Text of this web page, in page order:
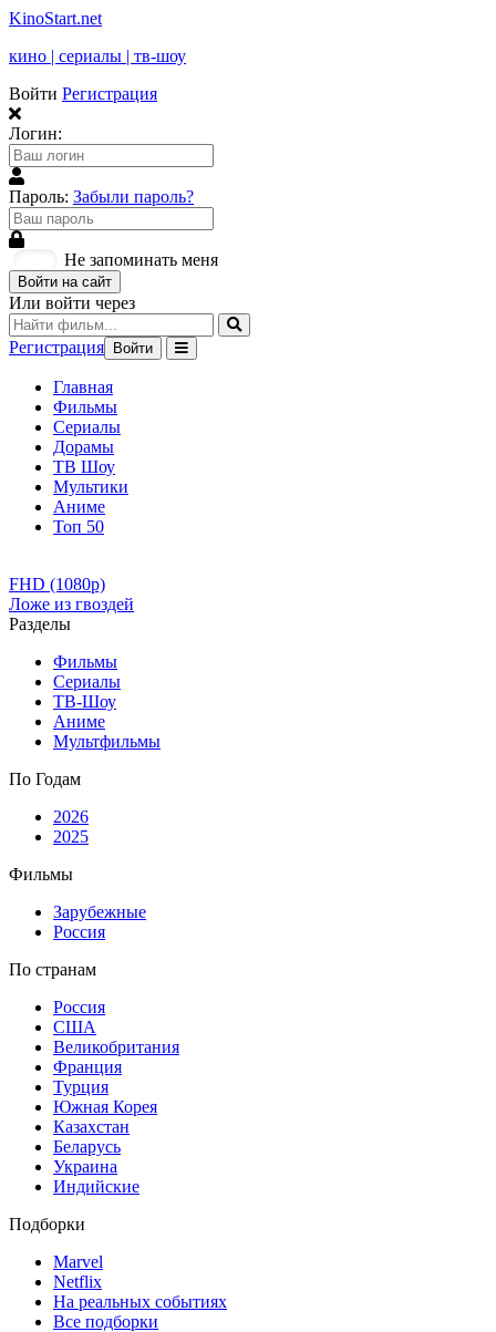
KinoStart.net
кино | сериалы | тв-шоу
Войти Регистрация
Логин:
Пароль: Забыли пароль?
Не запоминать меня
Войти на сайт
Или войти через
Регистрация Войти
Главная
Фильмы
Сериалы
Дорамы
ТВ Шоу
Мультики
Аниме
Топ 50
FHD (1080p)
Ложе из гвоздей
Разделы
Фильмы
Сериалы
ТВ-Шоу
Аниме
Мультфильмы
По Годам
2026
2025
Фильмы
Зарубежные
Россия
По странам
Россия
США
Великобритания
Франция
Турция
Южная Корея
Казахстан
Беларусь
Украина
Индийские
Подборки
Marvel
Netflix
На реальных событиях
Все подборки